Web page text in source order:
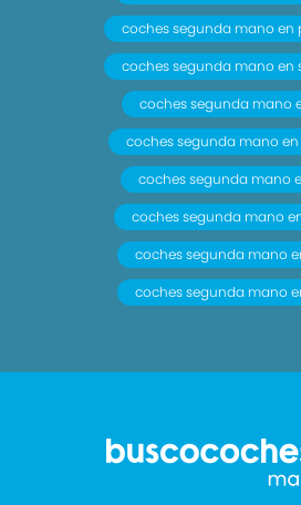
coches segunda mano en
coches segunda mano en
coches segunda mano
coches segunda mano
coches segunda mano
coches segunda mano
coches segunda mano
coches segunda mano